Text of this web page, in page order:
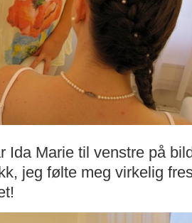
Ida Marie til venstre på
jeg følte meg virkelig